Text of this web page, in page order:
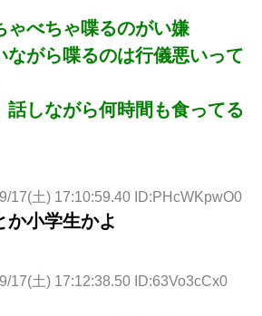
ゃべちゃ喋るのがい嫌
ながら喋るのは行儀悪いって
話しながら何時間も食ってる
17(土) 17:10:59.40 ID:PHcWKpwO0
か小学生かよ
17(土) 17:12:38.50 ID:63Vo3cCx0